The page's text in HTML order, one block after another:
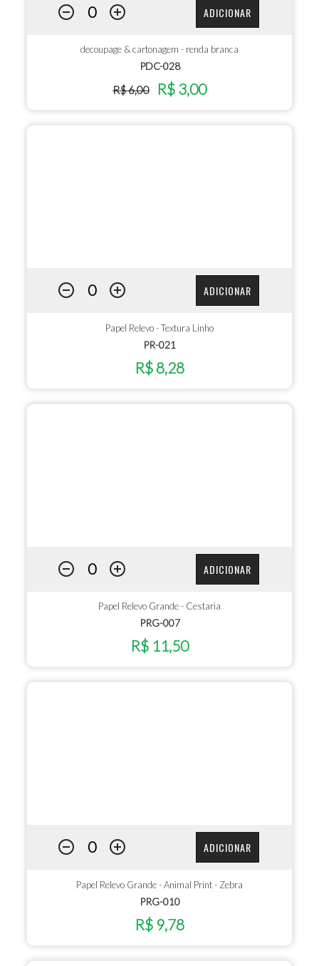
ADICIONAR
decoupage & cartonagem - renda branca
PDC-028
R$ 6,00 R$ 3,00
ADICIONAR
Papel Relevo - Textura Linho
PR-021
R$ 8,28
ADICIONAR
Papel Relevo Grande - Cestaria
PRG-007
R$ 11,50
ADICIONAR
Papel Relevo Grande - Animal Print - Zebra
PRG-010
R$ 9,78